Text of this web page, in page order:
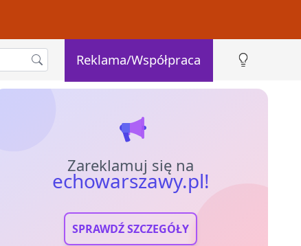
Reklama/Współpraca
Zareklamuj się na
echowarszawy.pl!
SPRAWDŹ SZCZEGÓŁY